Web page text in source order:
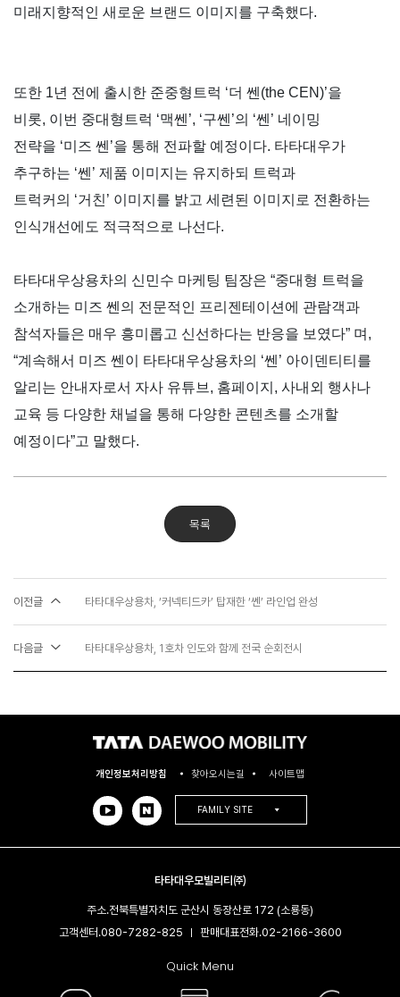
미래지향적인 새로운 브랜드 이미지를 구축했다.
또한 1년 전에 출시한 준중형트럭 ‘더 쎈 (the CEN)’을
비롯, 이번 중대형트럭 ‘맥쎈 ’, ‘구쎈 ’의 ‘쎈 ’ 네이밍
전략을 ‘미즈 쎈 ’을 통해 전파할 예정이다. 타타대우가
추구하는 ‘쎈 ’ 제품 이미지는 유지하되 트럭과
트럭커의 ‘거친’ 이미지를 밝고 세련된 이미지로 전환하는
인식개선에도 적극적으로 나선다.
타타대우상용차의 신민수 마케팅 팀장은 “중대형 트럭을
소개하는 미즈 쎈의 전문적인 프리젠테이션에 관람객과
참석자들은 매우 흥미롭고 신선하다는 반응을 보였다” 며 ,
“계속해서 미즈 쎈이 타타대우상용차의 ‘쎈 ’ 아이덴티티를
알리는 안내자로서 자사 유튜브 , 홈페이지 , 사내외 행사나
교육 등 다양한 채널을 통해 다양한 콘텐츠를 소개할
예정이다”고 말했다.
목록
이전글 타타대우상용차, ‘커넥티드카’ 탑재한 ‘쎈’ 라인업 완성
다음글 타타대우상용차, 1호차 인도와 함께 전국 순회전시
개인정보처리방침 찾아오시는길 사이트맵
FAMILY SITE
타타대우모빌리티㈜
주소.전북특별자치도 군산시 동장산로 172 (소룡동)
고객센터.080-7282-825 | 판매대표전화.02-2166-3600​
Quick Menu